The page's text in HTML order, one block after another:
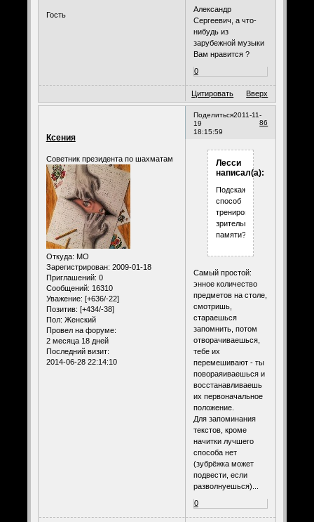
Гость
Александр
Сергеевич, а что-
нибудь из
зарубежной музыки
Вам нравится ?
0
Цитировать Вверх
Поделиться
86
2011-11-
19
18:15:59
Ксения
Советник президента по шахматам
Откуда: МО
Зарегистрирован: 2009-01-18
Приглашений: 0
Сообщений: 16310
Уважение: [+636/-22]
Позитив: [+434/-38]
Пол: Женский
Провел на форуме:
2 месяца 18 дней
Последний визит:
2014-06-28 22:14:10
Лесси
написал(а):
Подскажите
способ
тренировки
зрительной
памяти?
Самый простой:
энное количество
предметов на столе,
смотришь,
стараешься
запомнить, потом
отворачиваешься,
тебе их
перемешивают - ты
повораяиваешься и
восстанавливаешь
их первоначальное
положение.
Для запоминания
текстов, кроме
начитки лучшего
способа нет
(зубрёжка может
подвести, если
разволнуешься)...
0